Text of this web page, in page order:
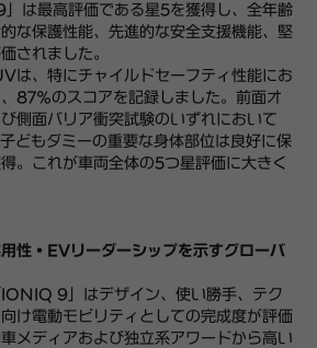
は最高評価である星5を獲得し、全年齢
な保護性能、先進的な安全支援機能、堅
されました。
は、特にチャイルドセーフティ性能にお
87％のスコアを記録しました。前面オ
側面バリア衝突試験のいずれにおいて
どもダミーの重要な身体部位は良好に保
。これが車両全体の5つ星評価に大きく
性・EVリーダーシップを示すグローバ
9」はデザイン、使い勝手、テク
け電動モビリティとしての完成度が評価
メディアおよび独立系アワードから高い